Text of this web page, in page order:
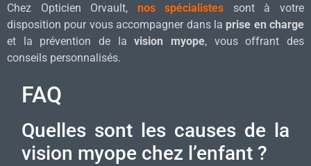
Chez Opticien Orvault, nos spécialistes sont à votre
disposition pour vous accompagner dans la prise en charge
et la prévention de lavision myope, vous offrant des
conseils personnalisés.
FAQ
Quelles sont les causes de la
vision myope chez l’enfant ?